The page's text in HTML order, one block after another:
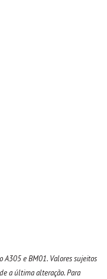
e BM01. Valores sujeitos
a última alteração. Para